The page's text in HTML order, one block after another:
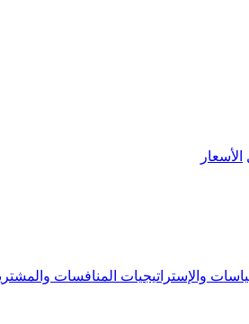
الأسعار
والإستراتيجيات المنافسات